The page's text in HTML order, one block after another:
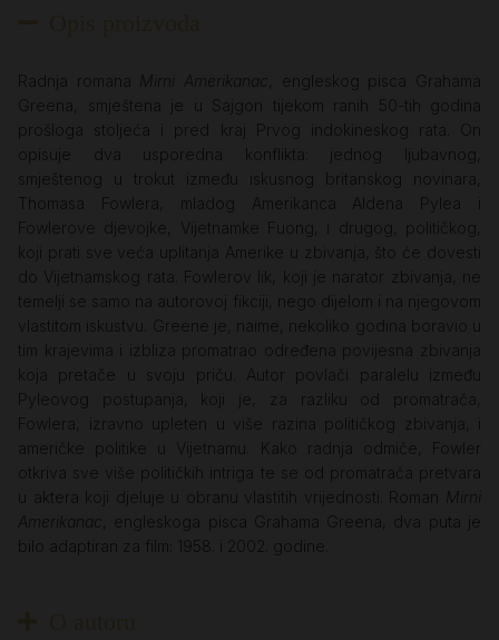
Radnja romana Mirni Amerikanac
, engleskog pisca Grahama
Greena, smještena je u Sajgon tijekom ranih 50-tih godina
prošloga stoljeća i pred kraj Prvog indokineskog rata. On
opisuje dva usporedna konflikta: jednog ljubavnog,
smještenog u trokut između iskusnog britanskog novinara,
Thomasa Fowlera, mladog Amerikanca Aldena Pylea i
Fowlerove djevojke, Vijetnamke Fuong, i drugog, političkog,
koji prati sve veća uplitanja Amerike u zbivanja, što će dovesti
do Vijetnamskog rata. Fowlerov lik, koji je narator zbivanja, ne
temelji se samo na autorovoj fikciji, nego dijelom i na njegovom
vlastitom iskustvu. Greene je, naime, nekoliko godina boravio u
tim krajevima i izbliza promatrao određena povijesna zbivanja
koja pretače u svoju priču. Autor povlači paralelu između
Pyleovog postupanja, koji je, za razliku od promatrača,
Fowlera, izravno upleten u više razina političkog zbivanja, i
američke politike u Vijetnamu. Kako radnja odmiče, Fowler
otkriva sve više političkih intriga te se od promatrača pretvara
u aktera koji djeluje u obranu vlastitih vrijednosti. Roman
Mirni
Amerikanac
, engleskoga pisca Grahama Greena, dva puta je
bilo adaptiran za film: 1958. i 2002. godine.